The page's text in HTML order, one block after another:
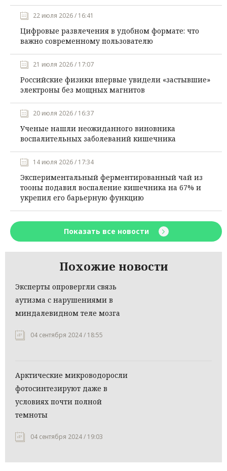
22 июля 2026 / 16:41
Цифровые развлечения в удобном формате: что
важно современному пользователю
21 июля 2026 / 17:07
Российские физики впервые увидели «застывшие»
электроны без мощных магнитов
20 июля 2026 / 16:37
Ученые нашли неожиданного виновника
воспалительных заболеваний кишечника
14 июля 2026 / 17:34
Экспериментальный ферментированный чай из
тооны подавил воспаление кишечника на 67% и
укрепил его барьерную функцию
Показать все новости
Похожие новости
Эксперты опровергли связь
аутизма с нарушениями в
миндалевидном теле мозга
04 сентября 2024 / 18:55
Арктические микроводоросли
фотосинтезируют даже в
условиях почти полной
темноты
04 сентября 2024 / 19:03